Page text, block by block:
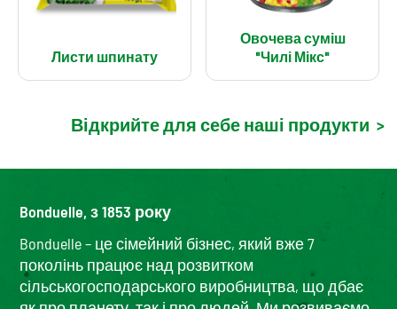
Листи шпинату
Овочева суміш
"Чилі Мікс"
Відкрийте для себе наші продукти >
Bonduelle, з 1853 року
Bonduelle – це сімейний бізнес, який вже 7
поколінь працює над розвитком
сільськогосподарського виробництва, що дбає